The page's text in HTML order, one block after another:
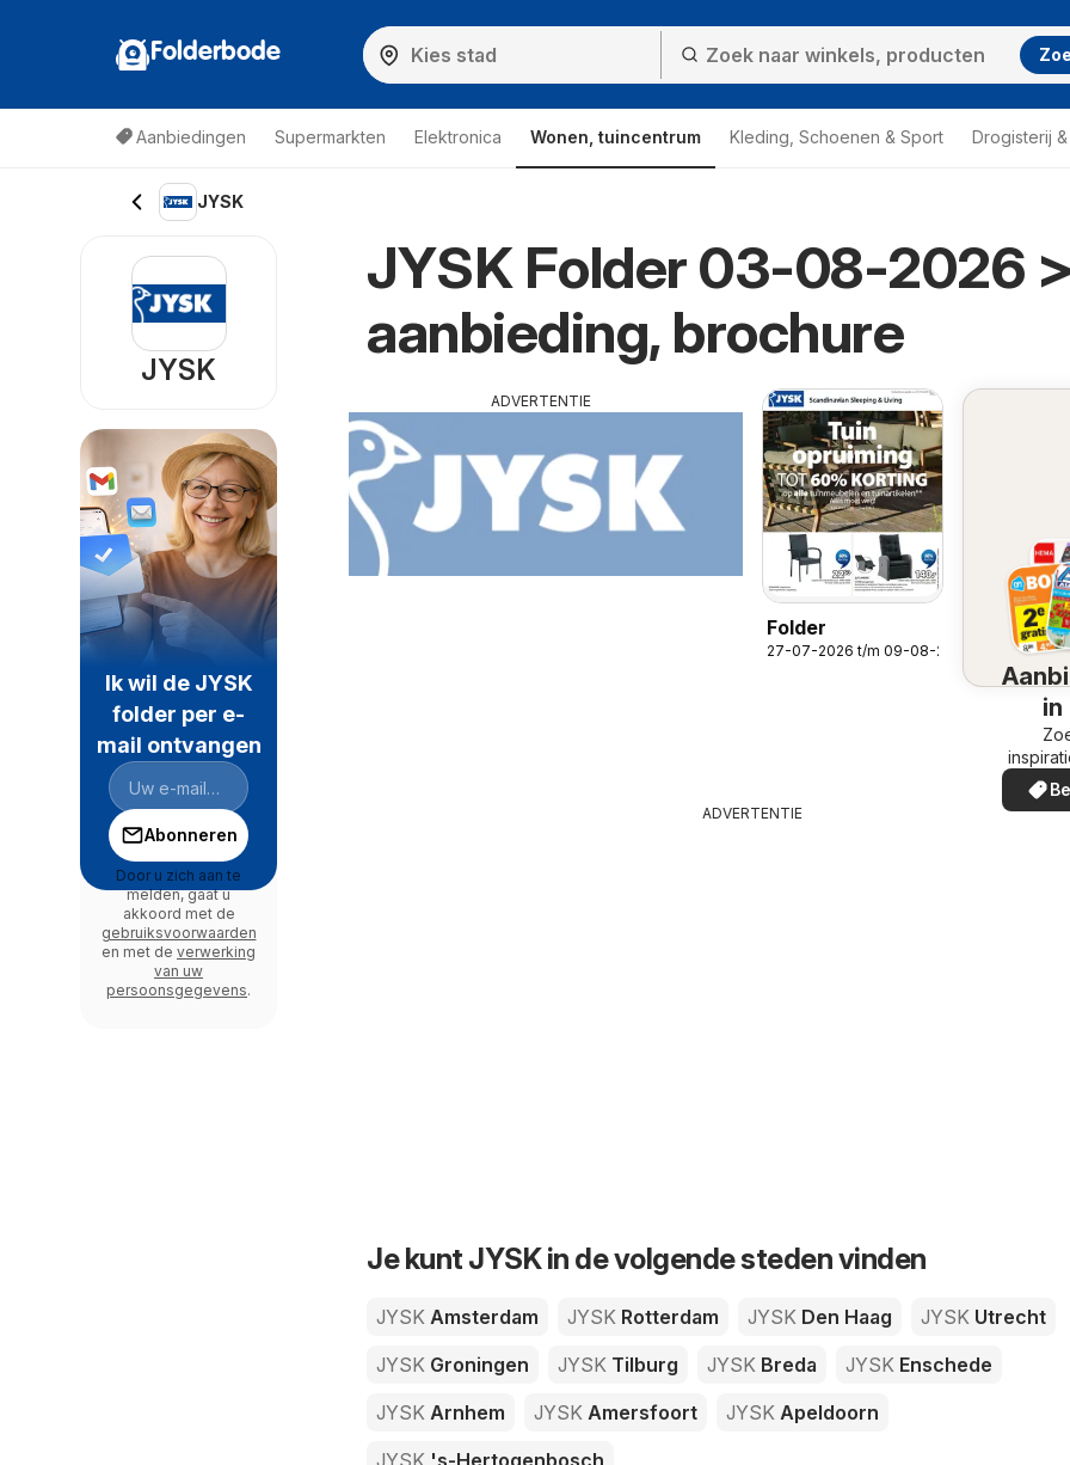
Folderbode
Aanbiedingen Supermarkten Elektronica Wonen, tuincentrum Kleding, Schoenen & Sport Drogisterij
JYSK
JYSK Folder 03-08-2026
aanbieding, brochure
ADVERTENTIE
Folder
27-07-2026 t/m 09-08-2026
in
de
in
ADVERTENTIE
Je kunt JYSK in de volgende steden vinden
JYSK Amsterdam JYSK Rotterdam JYSK Den Haag JYSK Utrecht
JYSK Groningen JYSK Tilburg JYSK Breda JYSK Enschede
JYSK Arnhem JYSK Amersfoort JYSK Apeldoorn
JYSK 's-Hertogenbosch
JYSK
Ik wil de JYSK
folder per e-
mail ontvangen
Abonneren
Door u zich aan te
melden, gaat u
akkoord met de
gebruiksvoorwaarden
en met de verwerking
van uw
persoonsgegevens.